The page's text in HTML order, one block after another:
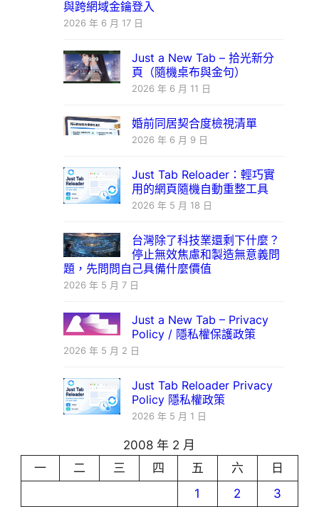
與跨網域金鑰登入
2026 年 6 月 17 日
Just a New Tab – 拾光新分
頁（隨機桌布與金句）
2026 年 6 月 11 日
婚前同居契合度檢視清單
2026 年 6 月 9 日
Just Tab Reloader：輕巧實
用的網頁隨機自動重整工具
2026 年 5 月 18 日
台灣除了科技業還剩下什麼？
停止無效焦慮和製造無意義問
題，先問問自己具備什麼價值
2026 年 5 月 7 日
Just a New Tab – Privacy
Policy / 隱私權保護政策
2026 年 5 月 2 日
Just Tab Reloader Privacy
Policy 隱私權政策
2026 年 5 月 1 日
2008 年 2 月
一
二 三 四 五 六
日
1
2
3